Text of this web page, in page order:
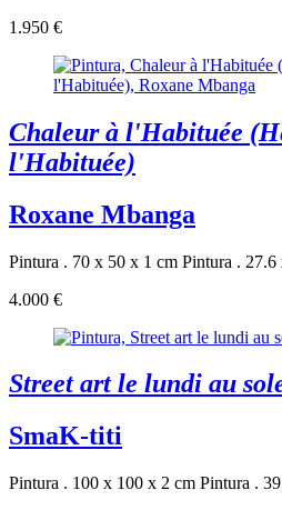
1.950 €
Chaleur à l'Habituée
l'Habituée)
Roxane Mbanga
Pintura . 70 x 50 x 1 cm Pintura .
4.000 €
Street art le lundi au
SmaK-titi
Pintura . 100 x 100 x 2 cm Pintura .